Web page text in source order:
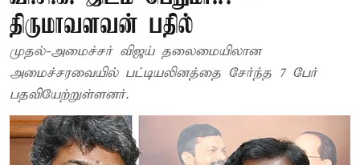
திருமாவளவன் பதில்
முதல்-அமைச்சர் விஜய் தலைமையிலான
அமைச்சரவையில் பட்டியலினத்தை சேர்ந்த 7 பேர்
பதவியேற்றுள்ளனர்.